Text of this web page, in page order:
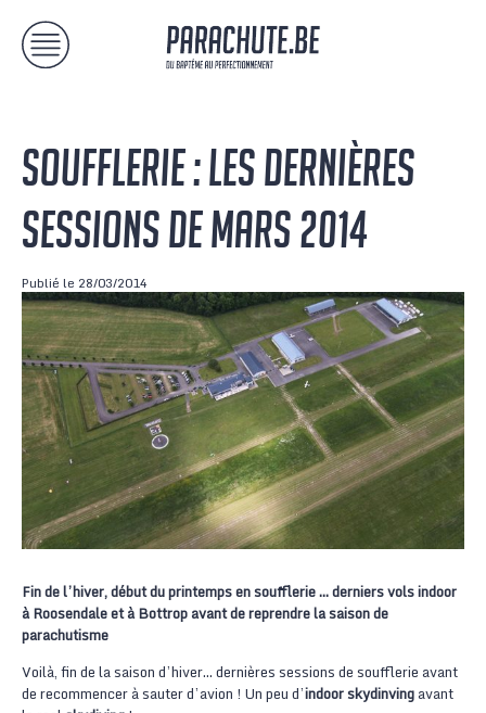
SOUFFLERIE : LES DERNIÈRES
SESSIONS DE MARS 2014
Publié le 28/03/2014
Fin de l’hiver, début du printemps en soufflerie … derniers vols indoor
à Roosendale et à Bottrop avant de reprendre la saison de
parachutisme
Voilà, fin de la saison d’hiver… dernières sessions de soufflerie avant
de recommencer à sauter d’avion ! Un peu d’indoor skydinvingavant